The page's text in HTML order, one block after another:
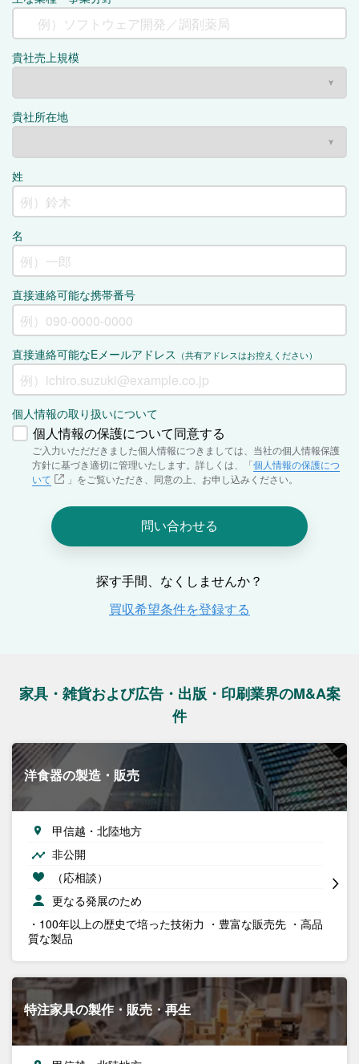
家具・雑貨および広告・出版・印刷業界のM&A案
件
洋食器の製造・販売
甲信越・北陸地方
非公開
（応相談）
更なる発展のため
・100年以上の歴史で培った技術力 ・豊富な販売先 ・高品
質な製品
特注家具の製作・販売・再生